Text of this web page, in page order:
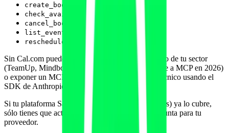
create_booking
check_availability
cancel_booking
list_event_types
reschedule_booking
Sin Cal.com puedes apoyarte en el partner de turno de tu sector
(TeamUp, Mindbody y similares están moviéndose a MCP en 2026)
o exponer un MCP server propio con tu equipo técnico usando el
SDK de Anthropic o el endpoint de Vercel MCP.
Si tu plataforma SaaS fitness (Fitai Labs y similares) ya lo cubre,
sólo tienes que activarlo. Si no, es la primera pregunta para tu
proveedor.